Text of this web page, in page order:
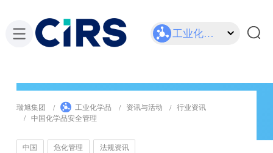
工业化学品
瑞旭集团 工业化学品 资讯与活动
行业资讯
中国化学品安全管理
中国 危化管理
法规资讯